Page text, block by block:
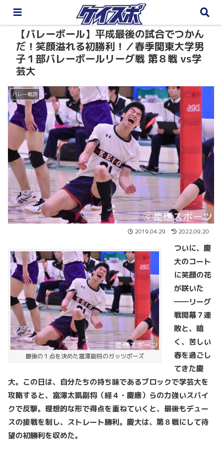
【バレーボール】平成最後の試合でつかん
だ！笑顔溢れる初勝利！／春季関東大学男
子１部バレーボールリーグ戦 第８戦 vs学
芸大
バレー戦評
2019.04.29 2022.09.20
最後の１点を決めた富澤副将のガッツポーズ
ついに、慶
大のコート
に笑顔の花
が咲いた
――リーグ
戦開幕７連
敗と、暗
く、苦しい
春を過ごし
てきた慶
大。この日は、自分たちの持ち味であるブロックで学芸大を
攻略すると、富澤太凱副将（経４・慶應）らの力強いスパイ
クで反撃。理想的な形で得点を重ねていくと、最後もデュー
スの接戦を制し、ストレート勝利。慶大は、第８戦にして待
望の初勝利を収めた。